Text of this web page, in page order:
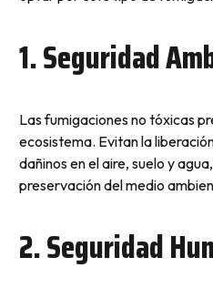
1. Seguridad
Las fumigaciones no tóxicas
ecosistema. Evitan la
dañinos en el aire, suelo y
preservación del medio
2. Seguridad